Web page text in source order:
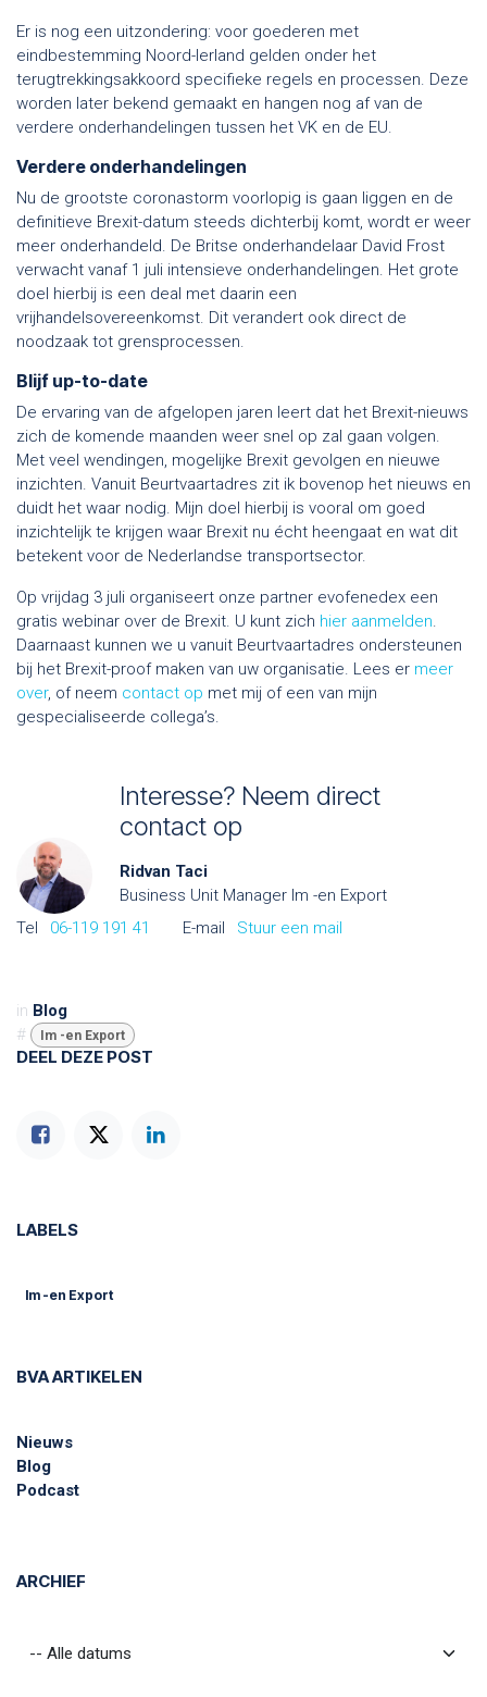
Er is nog een uitzondering: voor goederen met
eindbestemming Noord-Ierland gelden onder het
terugtrekkingsakkoord specifieke regels en processen. Deze
worden later bekend gemaakt en hangen nog af van de
verdere onderhandelingen tussen het VK en de EU.
Verdere onderhandelingen
Nu de grootste coronastorm voorlopig is gaan liggen en de
definitieve Brexit-datum steeds dichterbij komt, wordt er weer
meer onderhandeld. De Britse onderhandelaar David Frost
verwacht vanaf 1 juli intensieve onderhandelingen. Het grote
doel hierbij is een deal met daarin een
vrijhandelsovereenkomst. Dit verandert ook direct de
noodzaak tot grensprocessen.
Blijf up-to-date
De ervaring van de afgelopen jaren leert dat het Brexit-nieuws
zich de komende maanden weer snel op zal gaan volgen.
Met veel wendingen, mogelijke Brexit gevolgen en nieuwe
inzichten. Vanuit Beurtvaartadres zit ik bovenop het nieuws en
duidt het waar nodig. Mijn doel hierbij is vooral om goed
inzichtelijk te krijgen waar Brexit nu écht heengaat en wat dit
betekent voor de Nederlandse transportsector.
Op vrijdag 3 juli organiseert onze partner evofenedex een
gratis webinar over de Brexit. U kunt zich hier aanmelden
Daarnaast kunnen we u vanuit Beurtvaartadres ondersteunen
bij het Brexit-proof maken van uw organisatie. Lees er meer
over, of neem contact op met mij of een van mijn
gespecialiseerde collega’s.
Interesse? Neem direct
contact op
Ridvan Taci
Business Unit Manager Im -en Export
Tel
06-119 191 41 E-mail Stuur een mail
in Blog
#
Im -en Export
DEEL DEZE POST
LABELS
Im -en Export
BVA ARTIKELEN
Nieuws
Blog
Podcast
ARCHIEF